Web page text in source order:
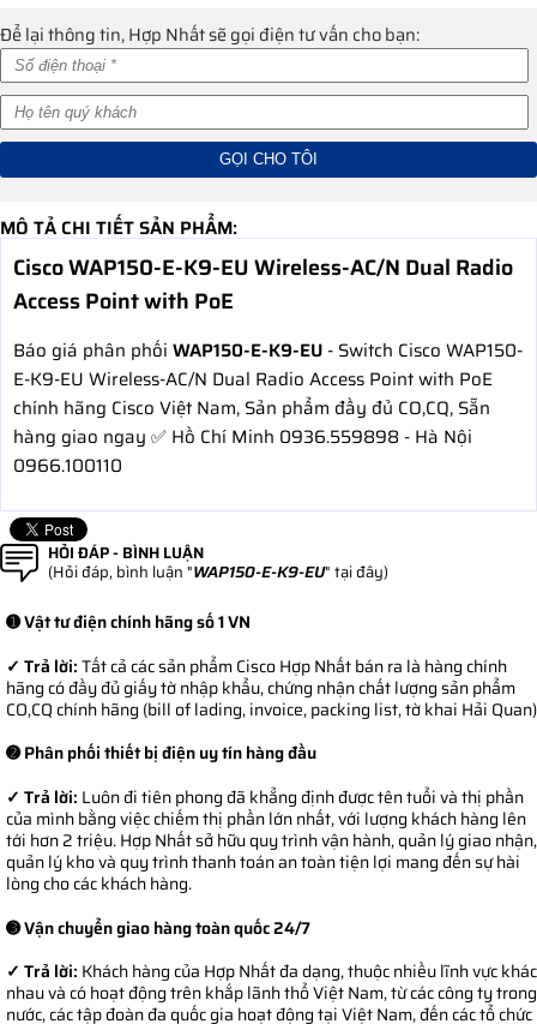
Để lại thông tin, Hợp Nhất sẽ gọi điện tư vấn cho bạn:
MÔ TẢ CHI TIẾT SẢN PHẨM:
Cisco WAP150-E-K9-EU Wireless-AC/N Dual Radio
Access Point with PoE
Báo giá phân phối WAP150-E-K9-EU - Switch Cisco WAP150-
E-K9-EU Wireless-AC/N Dual Radio Access Point with PoE
chính hãng Cisco Việt Nam, Sản phẩm đầy đủ CO,CQ, Sẵn
hàng giao ngay ✅ Hồ Chí Minh 0936.559898 - Hà Nội
0966.100110
HỎI ĐÁP - BÌNH LUẬN
(Hỏi đáp, bình luận "WAP150-E-K9-EU" tại đây)
➊ Vật tư điện chính hãng số 1 VN
✓ Trả lời:Tất cả các sản phẩm Cisco Hợp Nhất bán ra là hàng chính
hãng có đầy đủ giấy tờ nhập khẩu, chứng nhận chất lượng sản phẩm
CO,CQ chính hãng (bill of lading, invoice, packing list, tờ khai Hải Quan)
➋ Phân phối thiết bị điện uy tín hàng đầu
✓ Trả lời: Luôn đi tiên phong đã khẳng định được tên tuổi và thị phần
của mình bằng việc chiếm thị phần lớn nhất, với lượng khách hàng lên
tới hơn 2 triệu. Hợp Nhất sở hữu quy trình vận hành, quản lý giao nhận,
quản lý kho và quy trình thanh toán an toàn tiện lợi mang đến sự hài
lòng cho các khách hàng.
➌ Vận chuyển giao hàng toàn quốc 24/7
✓ Trả lời: Khách hàng của Hợp Nhất đa dạng, thuộc nhiều lĩnh vực khác
nhau và có hoạt động trên khắp lãnh thổ Việt Nam, từ các công ty trong
nước, các tập đoàn đa quốc gia hoạt động tại Việt Nam, đến các tổ chức